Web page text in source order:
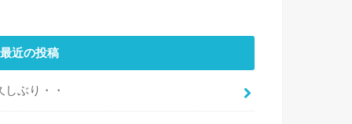
最近の投稿
しぶり・・